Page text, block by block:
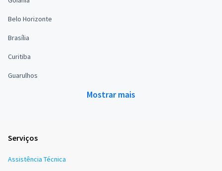
Belo Horizonte
Brasília
Curitiba
Guarulhos
Mostrar mais
Serviços
Assistência Técnica